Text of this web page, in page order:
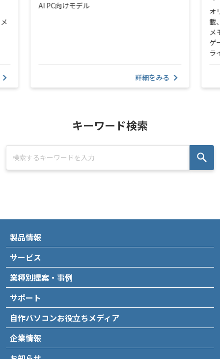
AI PC向けモデル
詳細をみる
オ
載
メ
ゲ
ラ
キーワード検索
製品情報
サービス
業種別提案・事例
サポート
自作パソコンお役立ちメディア
企業情報